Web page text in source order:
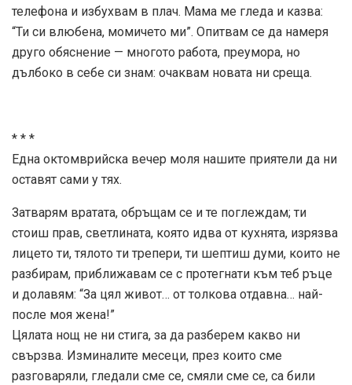
телефона и избухвам в плач. Мама ме гледа и казва:
“Ти си влюбена, момичето ми”. Опитвам се да намеря
друго обяснение — многото работа, преумора, но
дълбоко в себе си знам: очаквам новата ни среща.
* * *
Една октомврийска вечер моля нашите приятели да ни
оставят сами у тях.
Затварям вратата, обръщам се и те поглеждам; ти
стоиш прав, светлината, която идва от кухнята, изрязва
лицето ти, тялото ти трепери, ти шептиш думи, които не
разбирам, приближавам се с протегнати към теб ръце
и долавям: “За цял живот… от толкова отдавна… най-
после моя жена!”
Цялата нощ не ни стига, за да разберем какво ни
свързва. Изминалите месеци, през които сме
разговаряли, гледали сме се, смяли сме се, са били